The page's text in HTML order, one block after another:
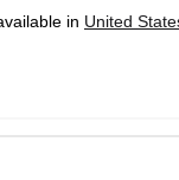
in United